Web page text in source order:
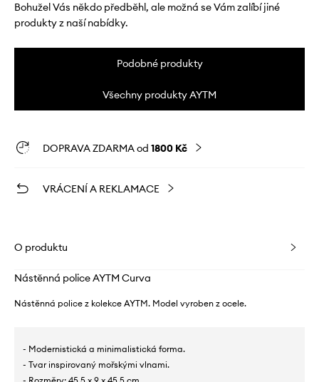
Bohužel Vás někdo předběhl, ale možná se Vám zalíbí jiné
produkty z naší nabídky.
Podobné produkty
Všechny produkty AYTM
DOPRAVA ZDARMA od 1800 Kč
VRÁCENÍ A REKLAMACE
O produktu
Nástěnná police AYTM Curva
Nástěnná police z kolekce AYTM. Model vyroben z ocele.
- Modernistická a minimalistická forma.
- Tvar inspirovaný mořskými vlnami.